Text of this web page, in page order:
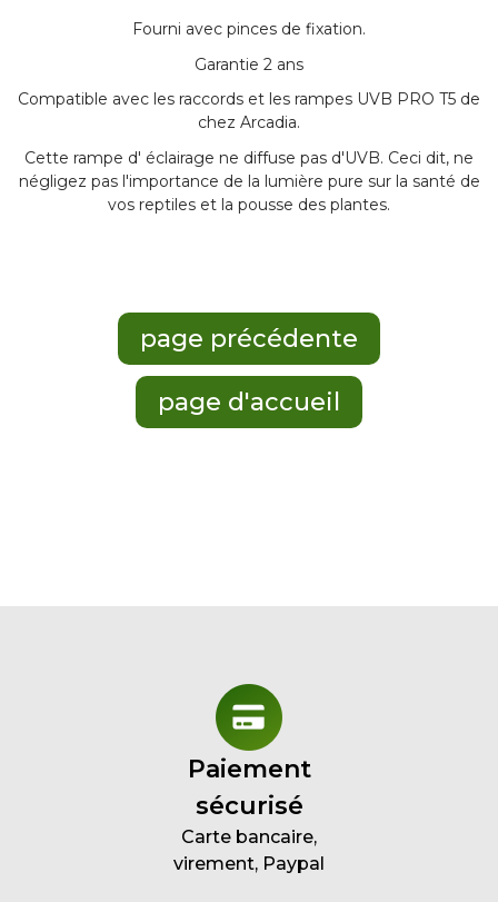
Fourni avec pinces de fixation.
Garantie 2 ans
Compatible avec les raccords et les rampes UVB PRO T5 de
chez Arcadia.
Cette rampe d' éclairage ne diffuse pas d'UVB. Ceci dit, ne
négligez pas l'importance de la lumière pure sur la santé de
vos reptiles et la pousse des plantes.
Paiement
sécurisé
Carte bancaire,
virement, Paypal